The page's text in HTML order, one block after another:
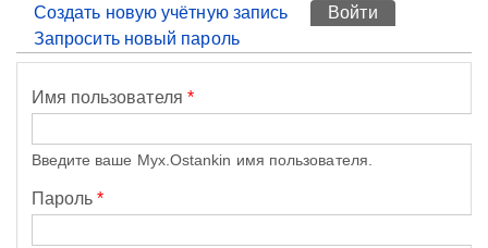
Главные вкладки
Создать новую учётную запись Войти
Запросить новый пароль
Имя пользователя *
Введите ваше Myx.Ostankin имя пользователя.
Пароль*